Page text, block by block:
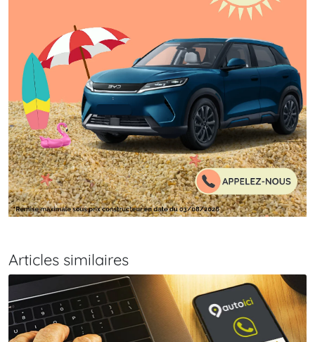
Articles similaires